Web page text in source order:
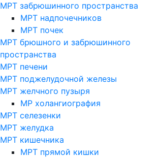
МРТ забрюшинного пространства
МРТ надпочечников
МРТ почек
МРТ брюшного и забрюшинного
пространства
МРТ печени
МРТ поджелудочной железы
МРТ желчного пузыря
МР холангиография
МРТ селезенки
МРТ желудка
МРТ кишечника
МРТ прямой кишки